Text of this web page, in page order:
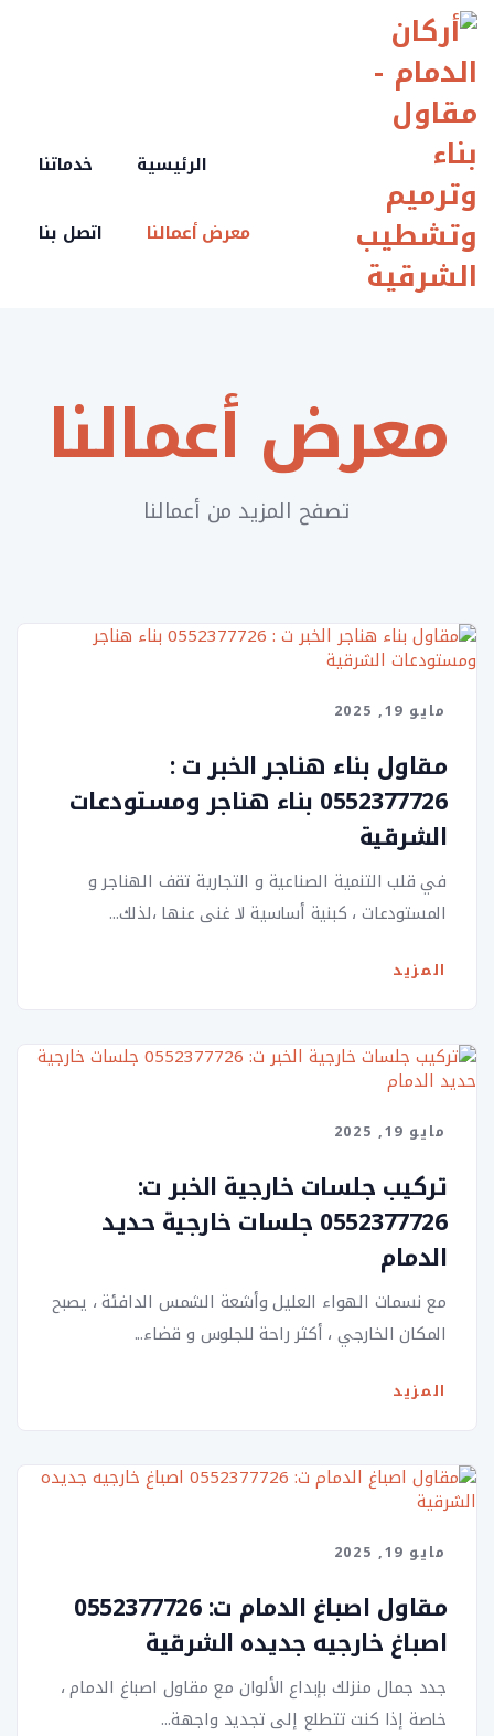
Skip
content
الرئيسية خدماتنا
معرض أعمالنا اتصل بنا
معرض أعمالنا
تصفح المزيد من أعمالنا
مايو 19, 2025
مقاول بناء هناجر الخبر ت :
0552377726 بناء هناجر ومستودعات
الشرقية
في قلب التنمية الصناعية و التجارية تقف الهناجر و
المستودعات ، كبنية أساسية لا غنى عنها ،لذلك...
المزيد
مايو 19, 2025
تركيب جلسات خارجية الخبر ت:
0552377726 جلسات خارجية حديد
الدمام
مع نسمات الهواء العليل وأشعة الشمس الدافئة ، يصبح
المكان الخارجي ، أكثر راحة للجلوس و قضاء...
المزيد
مايو 19, 2025
مقاول اصباغ الدمام ت: 0552377726
اصباغ خارجيه جديده الشرقية
جدد جمال منزلك بإبداع الألوان مع مقاول اصباغ الدمام ،
خاصة إذا كنت تتطلع إلى تجديد واجهة...